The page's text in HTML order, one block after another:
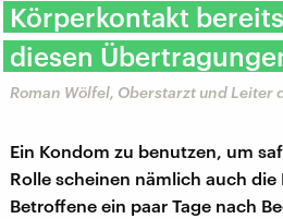
Körperkontakt
diesen
Roman Wölfel, Oberstarzt und
Ein Kondom zu benutzen, um
Rolle scheinen nämlich auch
Betroffene ein paar Tage nach